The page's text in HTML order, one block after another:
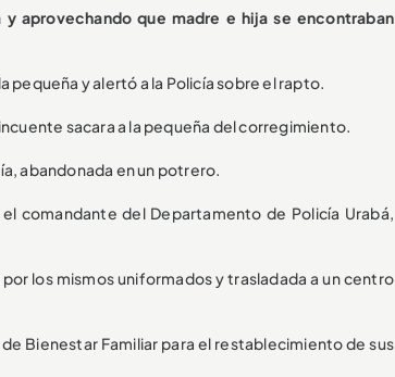
aprovechando que madre e hija se encontraban
pequeña y alertó a la Policía sobre el rapto.
sacara a la pequeña del corregimiento.
abandonada en un potrero.
comandante del Departamento de Policía Urabá,
los mismos uniformados y trasladada a un centro
Bienestar Familiar para el restablecimiento de sus